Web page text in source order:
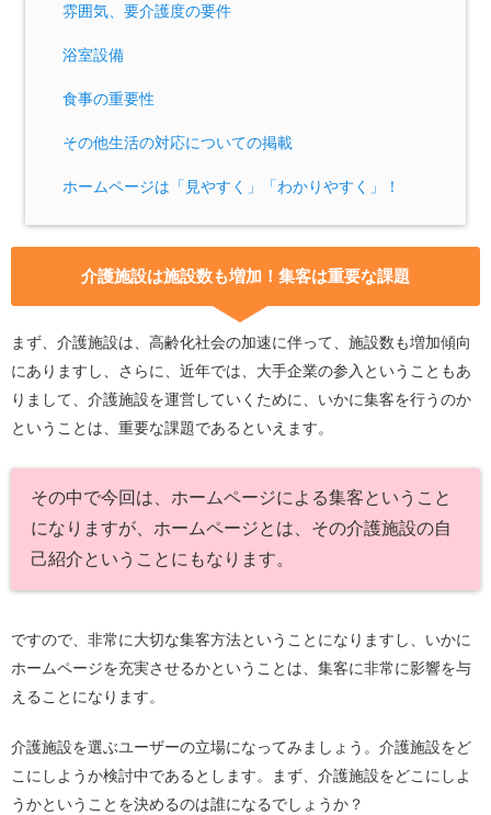
雰囲気、要介護度の要件
浴室設備
食事の重要性
その他生活の対応についての掲載
ホームページは「見やすく」「わかりやすく」！
介護施設は施設数も増加！集客は重要な課題
まず、介護施設は、高齢化社会の加速に伴って、施設数も増加傾向
にありますし、さらに、近年では、大手企業の参入ということもあ
りまして、介護施設を運営していくために、いかに集客を行うのか
ということは、重要な課題であるといえます。
その中で今回は、ホームページによる集客ということ
になりますが、ホームページとは、その介護施設の自
己紹介ということにもなります。
ですので、非常に大切な集客方法ということになりますし、いかに
ホームページを充実させるかということは、集客に非常に影響を与
えることになります。
介護施設を選ぶユーザーの立場になってみましょう。介護施設をど
こにしようか検討中であるとします。まず、介護施設をどこにしよ
うかということを決めるのは誰になるでしょうか？